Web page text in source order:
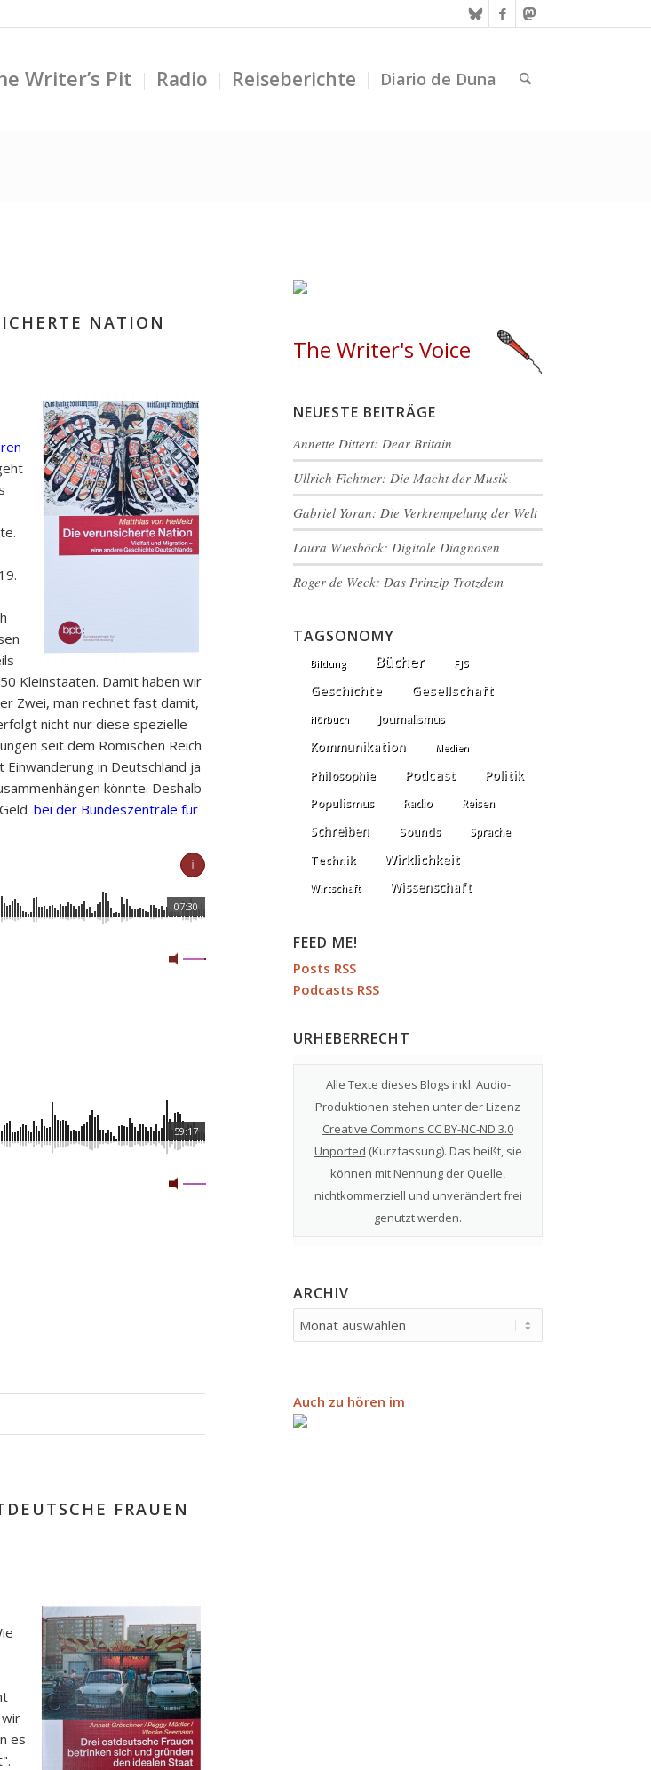
Writer’s Pit Radio Reiseberichte Diario de Duna
NATION
Kleinstaaten. Damit haben wir
Zwei, man rechnet fast damit,
nicht nur diese spezielle
seit dem Römischen Reich
in Deutschland ja
könnte. Deshalb
bei der Bundeszentrale für
07:30
ℹ
59:17
FRAUEN
es
The Writer's Voice
NEUESTE BEITRÄGE
Annette Dittert: Dear Britain
Ullrich Fichtner: Die Macht der Musik
Gabriel Yoran: Die Verkrempelung der Welt
Laura Wiesböck: Digitale Diagnosen
Roger de Weck: Das Prinzip Trotzdem
TAGSONOMY
Bildung Bücher FJS
Geschichte Gesellschaft
Hörbuch Journalismus
Kommunikation Medien
Philosophie Podcast Politik
Populismus Radio Reisen
Schreiben Sounds Sprache
Technik Wirklichkeit
Wirtschaft Wissenschaft
FEED ME!
Posts RSS
Podcasts RSS
URHEBERRECHT
Alle Texte dieses Blogs inkl. Audio-
Produktionen stehen unter der Lizenz
Creative Commons CC BY-NC-ND 3.0
Unported (Kurzfassung). Das heißt, sie
können mit Nennung der Quelle,
nichtkommerziell und unverändert frei
genutzt werden.
ARCHIV
Auch zu hören im